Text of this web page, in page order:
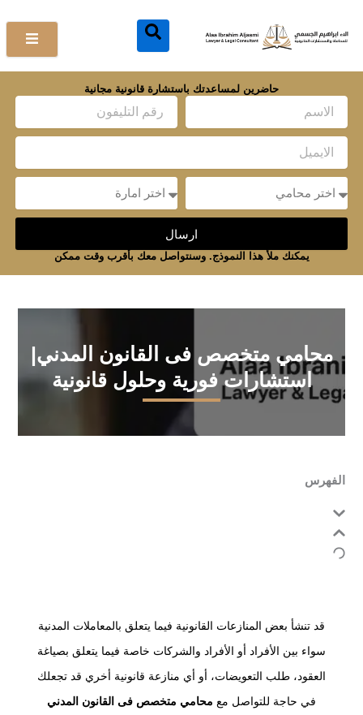
إلى
المحتوى
حاضرين لمساعدتك باستشارة قانونية مجانية
Name
Email
Message
Message
ارسال
يمكنك ملأ هذا النموذج. وسنتواصل معك بأقرب وقت ممكن
محامي متخصص فى القانون المدني|
استشارات فورية وحلول قانونية
الفهرس
قد تنشأ بعض المنازعات القانونية فيما يتعلق بالمعاملات المدنية
سواء بين الأفراد أو الأفراد والشركات خاصة فيما يتعلق بصياغة
العقود، طلب التعويضات، أو أي منازعة قانونية أخري قد تجعلك
في حاجة للتواصل مع محامي متخصص فى القانون المدني